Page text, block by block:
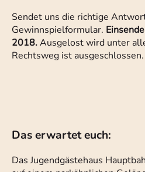
Sendet uns die richtige
Gewinnspielformular.
2018.Ausgelost wird unter
Rechtsweg ist
Das erwartet euch:
Das Jugendgästehaus